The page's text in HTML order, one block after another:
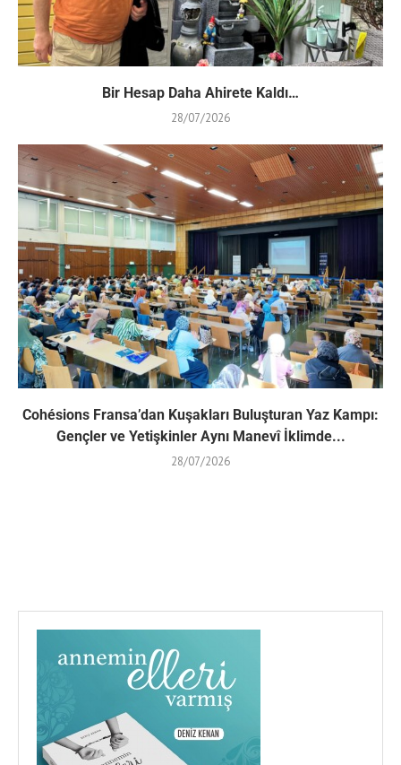
Bir Hesap Daha Ahirete Kaldı…
28/07/2026
Cohésions Fransa’dan Kuşakları Buluşturan Yaz Kampı:
Gençler ve Yetişkinler Aynı Manevî İklimde...
28/07/2026